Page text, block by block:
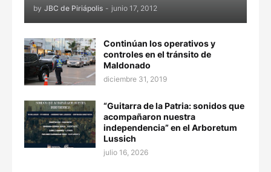
by JBC de Piriápolis - junio 17, 2012
Continúan los operativos y
controles en el tránsito de
Maldonado
diciembre 31, 2019
“Guitarra de la Patria: sonidos que
acompañaron nuestra
independencia” en el Arboretum
Lussich
julio 16, 2026